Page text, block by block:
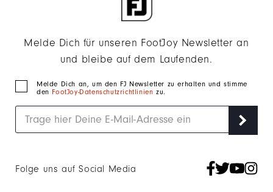
Melde Dich für unseren FootJoy Newsletter an
und bleibe auf dem Laufenden.
Melde Dich an, um den FJ Newsletter zu erhalten und stimme
den FootJoy-Datenschutzrichtlinienzu.
Folge uns auf Social Media